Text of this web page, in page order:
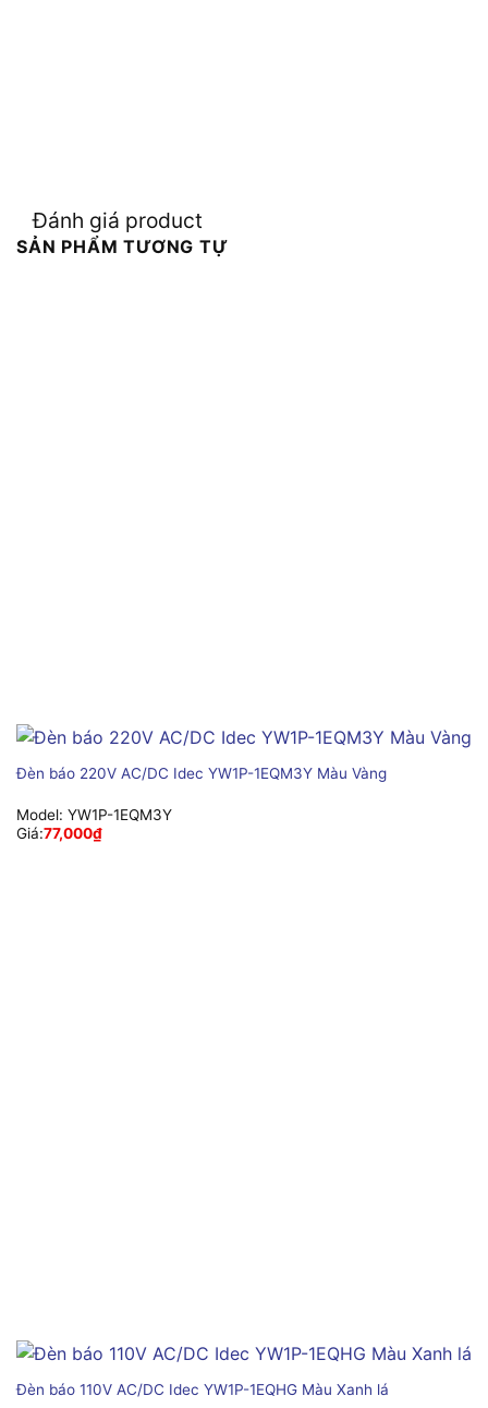
Đánh giá product
SẢN PHẨM TƯƠNG TỰ
Đèn báo 220V AC/DC Idec YW1P-1EQM3Y Màu Vàng
Model: YW1P-1EQM3Y
Giá:77,000₫
Đèn báo 110V AC/DC Idec YW1P-1EQHG Màu Xanh lá